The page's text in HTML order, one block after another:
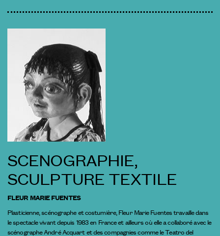
SCENOGRAPHIE,
SCULPTURE TEXTILE
FLEUR MARIE FUENTES
Plasticienne, scénographe et costumière, Fleur Marie Fuentes travaille dans
le spectacle vivant depuis 1983 en France et ailleurs où elle a collaboré avec le
scénographe André Acquart et des compagnies comme le Teatro del